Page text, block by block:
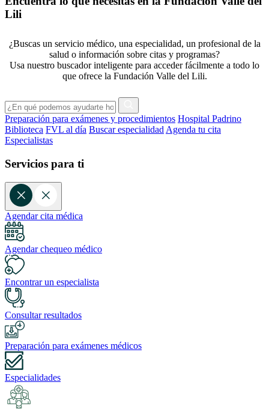
Lili
¿Buscas un servicio médico, una especialidad, un profesional de la
salud o información sobre citas y programas?
Usa nuestro buscador inteligente para acceder fácilmente a todo lo
que ofrece la Fundación Valle del Lili.
Preparación para exámenes y procedimientos Hospital Padrino
Biblioteca FVL al día Buscar especialidad Agenda tu cita
Especialistas
Servicios para ti
Agendar cita médica
Agendar chequeo médico
Encontrar un especialista
Consultar resultados
Preparación para exámenes médicos
Especialidades